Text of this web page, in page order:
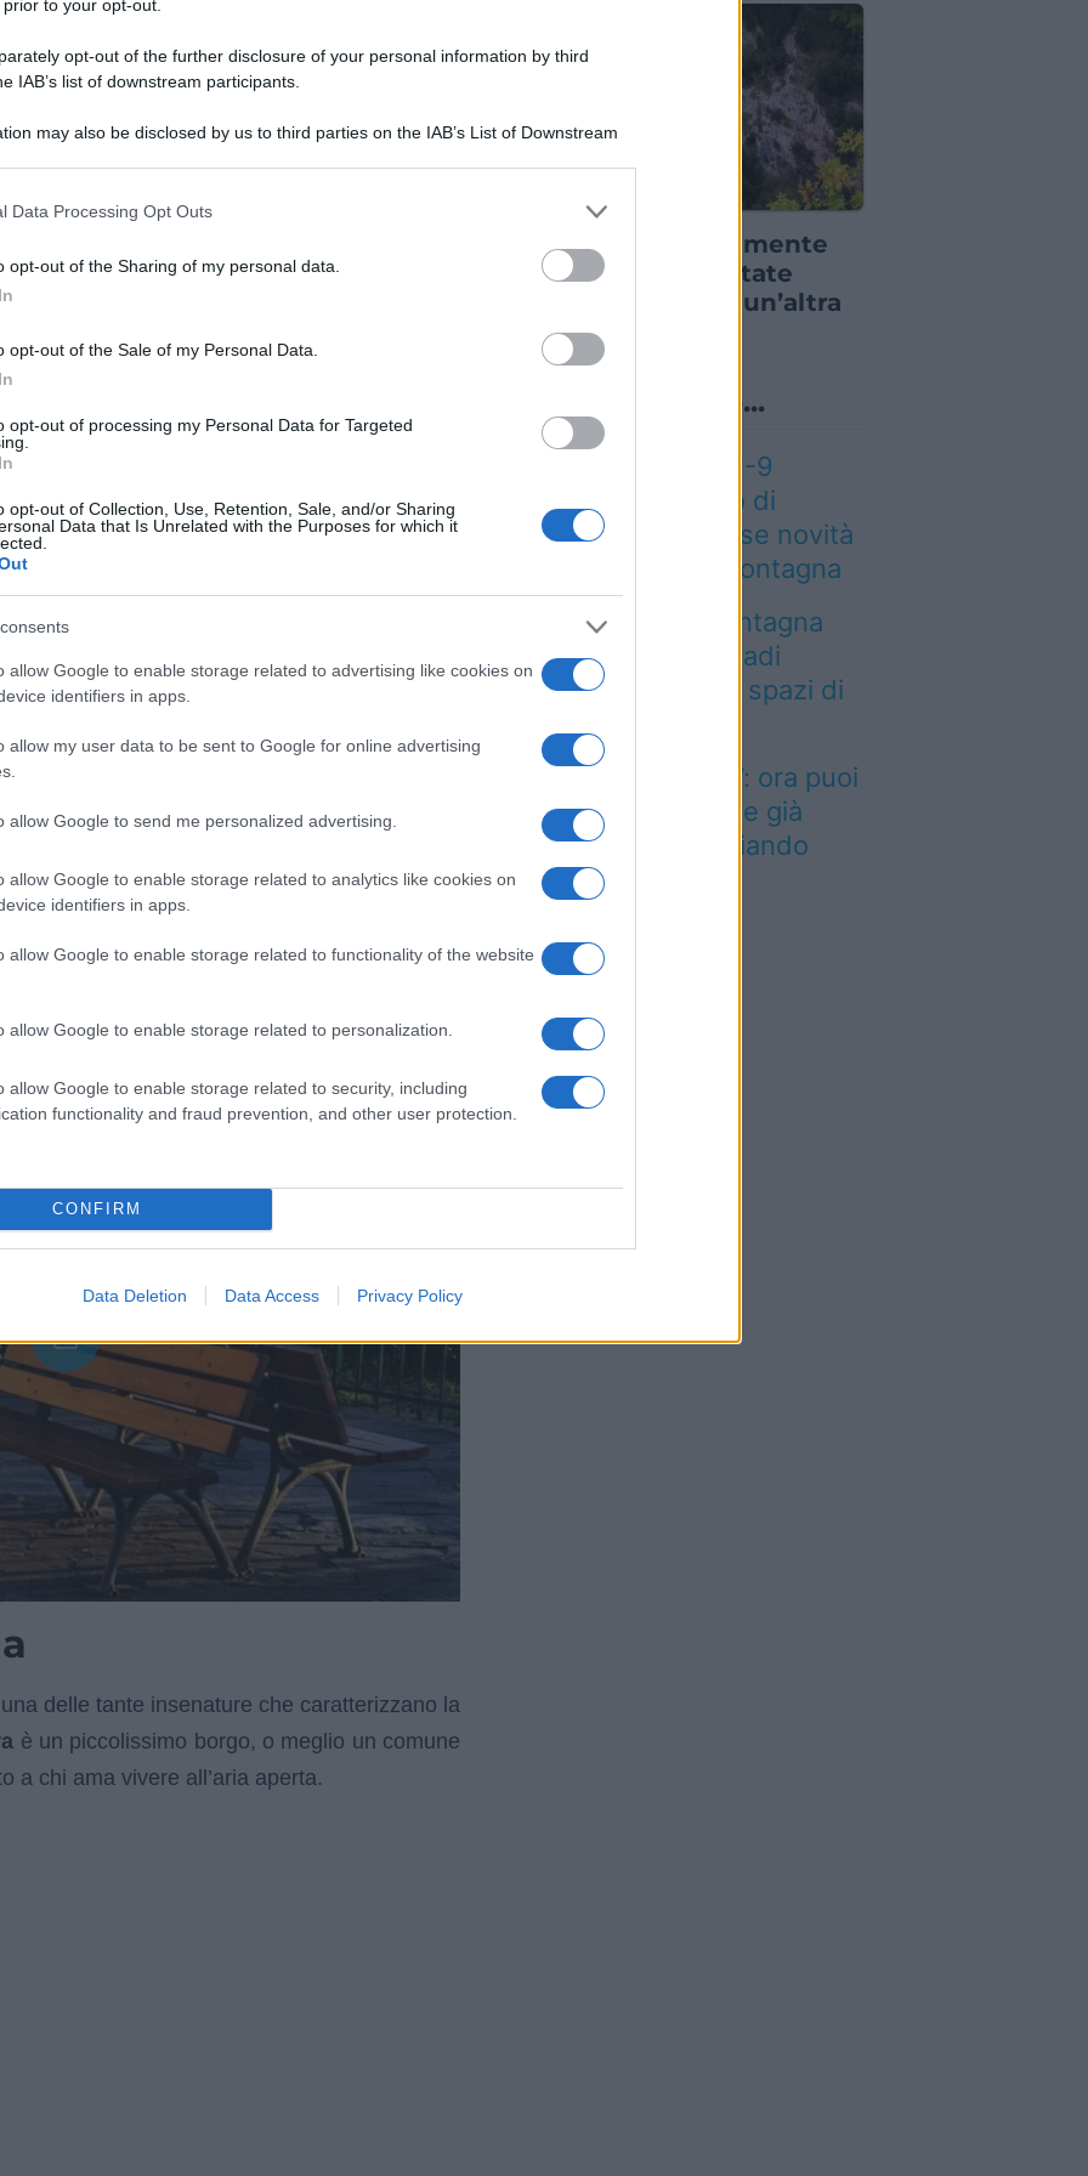
to your opt-out.
opt-out of the further disclosure of your personal information by third
IAB’s list of downstream participants.
may also be disclosed by us to third parties on the IAB’s List of Downstream
including but not limited to your visit or usage behaviour. You may click to grant or
to Google and its third-party tags to use your data for below specified purposes
consent section.
Data Processing Opt Outs
opt-out of the Sharing of my personal data.
opt-out of the Sale of my Personal Data.
opt-out of processing my Personal Data for Targeted
opt-out of Collection, Use, Retention, Sale, and/or Sharing
Data that Is Unrelated with the Purposes for which it
allow Google to enable storage related to advertising like cookies on
identifiers in apps.
allow my user data to be sent to Google for online advertising
allow Google to send me personalized advertising.
allow Google to enable storage related to analytics like cookies on
identifiers in apps.
allow Google to enable storage related to functionality of the website
allow Google to enable storage related to personalization.
allow Google to enable storage related to security, including
functionality and fraud prevention, and other user protection.
CONFIRM
Data Deletion Data Access Privacy Policy
in Liguria: dove andare e
fare
weekend
dove andare e
e cosa fare
per visitare alcuni dei borghi più belli,
ed il motivo è semplicissimo, si possono
“famigerato”
più eleganti, affascinanti ed accattivanti
straordinario territorio è costellato da borghi
di essere scoperti e vissuti, a 360°, almeno
e terra, scopriamo quali sono i
in primavera.
delle tante insenature che caratterizzano la
è un piccolissimo borgo, o meglio un comune
a chi ama vivere all’aria aperta.
Chi li scopre difficilmente
torna indietro: d’estate
questi luoghi sono un’altra
storia
Lo sapevi che...
Meteo weekend 7-9
agosto: il secondo di
agosto porta grosse novità
per chi andrà in montagna
Una località di montagna
vuole attirare nomadi
digitali con case e spazi di
“Vinted dei viaggi”: ora puoi
acquistare vacanze già
prenotate risparmiando
centinaia di euro